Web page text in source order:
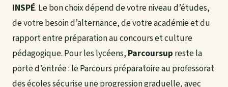
INSPÉ. Le bon choix dépend de votre niveau d’études,
de votre besoin d’alternance, de votre académie et du
rapport entre préparation au concours et culture
pédagogique. Pour les lycéens,Parcoursup reste la
porte d’entrée : le Parcours préparatoire au professorat
des écoles sécurise une progression graduelle, avec